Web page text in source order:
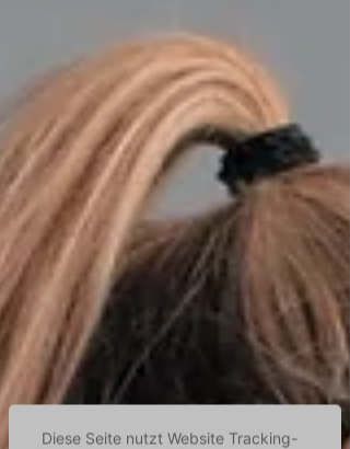
Diese Seite nutzt Website Tracking-